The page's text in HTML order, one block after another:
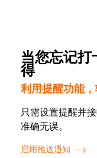
当您忘记
得
利用提醒功能
只需设置提醒并
准确无误。
启用推送通知